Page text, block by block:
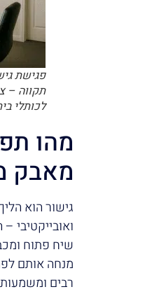
פגישת
תקווה –
לכותלי
מהו
מאבק
גישור הוא
ואובייקטיבי
שיח פתוח
מנחה אותם
רבים